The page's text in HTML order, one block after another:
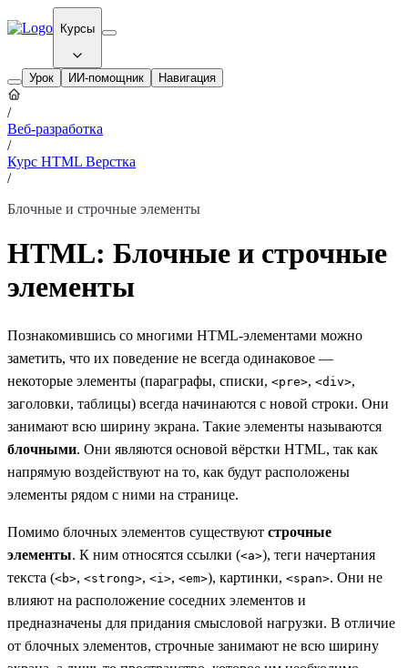
Курсы
Урок ИИ-помощник Навигация
/
Веб-разработка
/
Курс HTML Верстка
/
Блочные и строчные элементы
HTML: Блочные и строчные
элементы
Познакомившись со многими HTML-элементами можно
заметить, что их поведение не всегда одинаковое —
некоторые элементы (параграфы, списки, <pre>, <div>,
заголовки, таблицы) всегда начинаются с новой строки. Они
занимают всю ширину экрана. Такие элементы называются
блочными. Они являются основой вёрстки HTML, так как
напрямую воздействуют на то, как будут расположены
элементы рядом с ними на странице.
Помимо блочных элементов существуют строчные
элементы. К ним относятся ссылки (<a>), теги начертания
текста (<b>, <strong>, <i>, <em>), картинки, <span>. Они не
влияют на расположение соседних элементов и
предназначены для придания смысловой нагрузки. В отличие
от блочных элементов, строчные занимают не всю ширину